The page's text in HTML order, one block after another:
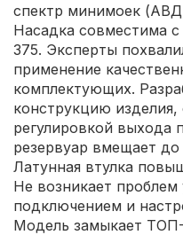
спектр минимоек
Насадка совместима
375. Эксперты
применение
комплектующих.
конструкцию изделия,
регулировкой выхода
резервуар вмещает
Латунная втулка
Не возникает проблем
подключением и
Модель замыкает